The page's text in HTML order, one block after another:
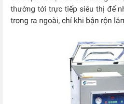
thường tới trực tiếp siêu thị để
trong ra ngoài, chỉ khi bận rộn